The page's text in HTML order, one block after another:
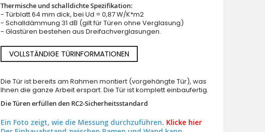
Thermische und schalldichte Spezifikation:
- Türblatt 64 mm dick, bei Ud = 0,87 W/K*m2
- Schalldämmung 31 dB (gilt für Türen ohne Verglasung)
- Glastüren bestehen aus Dreifachverglasungen.
VOLLSTÄNDIGE TÜRINFORMATIONEN
Die Tür ist bereits am Rahmen montiert (vorgehängte Tür), was
Ihnen die ganze Arbeit erspart. Die Tür ist komplett einbaufertig.
Die Türen erfüllen den RC2-Sicherheitsstandard
Ein Foto zeigt, wie die Messung durchzuführen. Klicke hier